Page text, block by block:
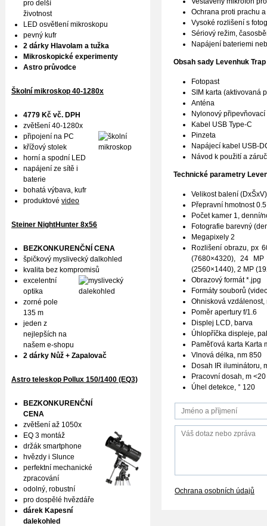
Ochrana proti prachu
Vysoké rozlišení s
Sériový režim,
Napájení bateriemi
Obsah sady Levenhuk Trap
Fotopast
SIM karta (aktivovaná
Anténa
Nylonový
Kabel USB Type-C
Pinzeta
Napájecí kabel USB-
Návod k použití a
Technické parametry
Velikost balení
Přepravní hmotnost
Počet kamer 1, denní/
Fotografie barevný
Megapixely 2
Rozlišení obrazu, px
(7680×4320), 24
(2560×1440), 2 MP
Obrazový formát *.jpg
Formáty souborů
Ohnisková vzdálenost,
Poměr apertury f/1.6
Displej LCD, barva
Úhlopříčka displeje,
Paměťová karta Karta
Vlnová délka, nm 850
Dosah IR iluminátoru,
Pracovní dosah, m
Úhel detekce, ° 120
Ochrana osobních údajů
pro delší
životnost
LED osvětlení mikroskopu
pevný kufr
2 dárky Hlavolam a tužka
Mikroskopické experimenty
Astro průvodce
Školní mikroskop 40-1280x
4779 Kč vč. DPH
zvětšení 40-1280x
připojení na PC
křížový stolek
horní a spodní LED
napájení ze sítě i
baterie
bohatá výbava, kufr
produktové video
Steiner NightHunter 8x56
BEZKONKURENČNÍ CENA
špičkový myslivecký dalkohled
kvalita bez kompromisů
excelentní
optika
zorné pole
135 m
jeden z
nejlepších na
našem e-shopu
2 dárky Nůž + Zapalovač
Astro teleskop Pollux 150/1400 (EQ3)
BEZKONKURENČNÍ
CENA
zvětšení až 1050x
EQ 3 montáž
držák smartphone
hvězdy i Slunce
perfektní mechanické
zpracování
odolný, robustní
pro dospělé hvězdáře
dárek Kapesní
dalekohled